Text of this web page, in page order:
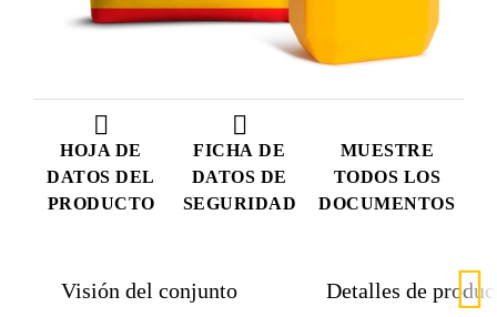
HOJA DE
DATOS DEL
PRODUCTO
FICHA DE
DATOS DE
SEGURIDAD
MUESTRE
TODOS LOS
DOCUMENTOS
Visión del conjunto Detalles de